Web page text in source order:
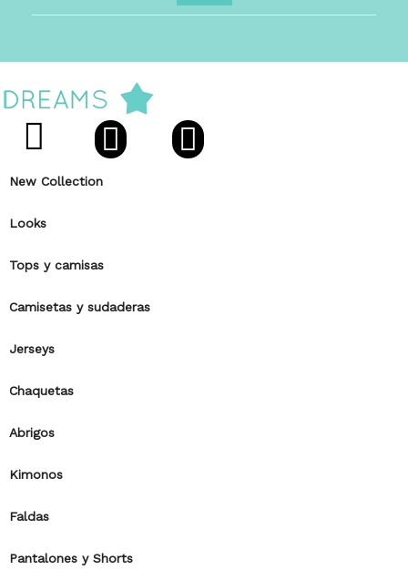
New Collection
Looks
Tops y camisas
Camisetas y sudaderas
Jerseys
Chaquetas
Abrigos
Kimonos
Faldas
Pantalones y Shorts